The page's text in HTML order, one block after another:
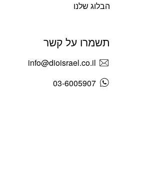
הבלוג שלנו
תשמרו על קשר
info@dioisrael.co.il
03-6005907